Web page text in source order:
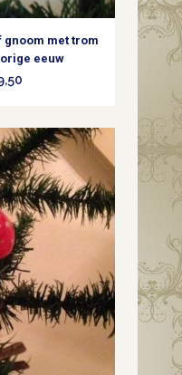
met trom
eeuw
Huidige
is:
€9,50.